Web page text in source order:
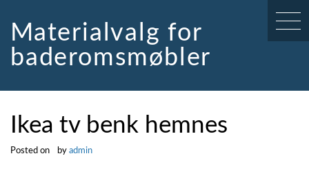
contentMaterialvalg for
baderomsmøbler
Ikea tv benk hemnes
Posted on by admin